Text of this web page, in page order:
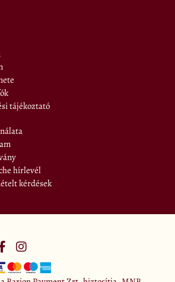
tájékoztató
hírlevél
kérdések